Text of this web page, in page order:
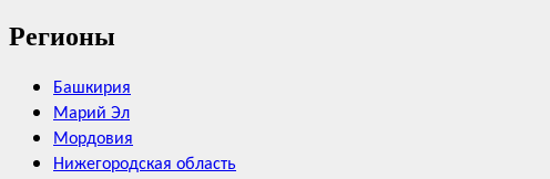
Регионы
Башкирия
Марий Эл
Мордовия
Нижегородская область